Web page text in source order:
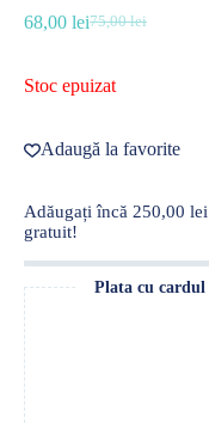
75,00lei
Prețul
fost:
68,00 leiPrețul
68,00 lei.
Stoc epuizat
Adaugă la favorite
Adăugați încă 250,00 lei
gratuit!
Plata cu cardul